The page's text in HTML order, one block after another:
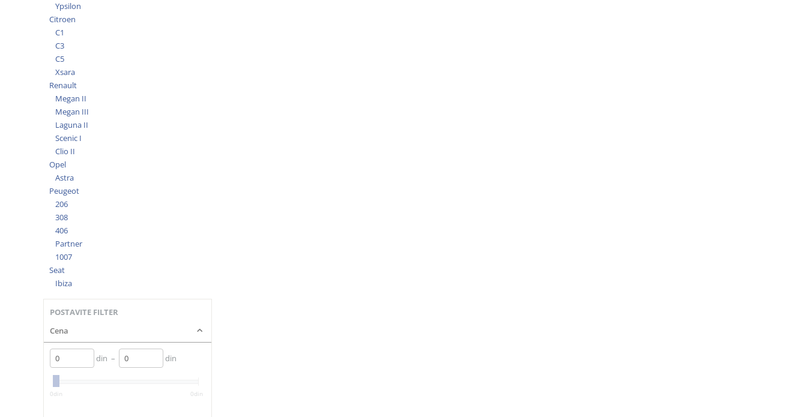
Ypsilon
Citroen
C1
C3
C5
Xsara
Renault
Megan II
Megan III
Laguna II
Scenic I
Clio II
Opel
Astra
Peugeot
206
308
406
Partner
1007
Seat
Ibiza
POSTAVITE FILTER
Cena
din – din
0din 0din